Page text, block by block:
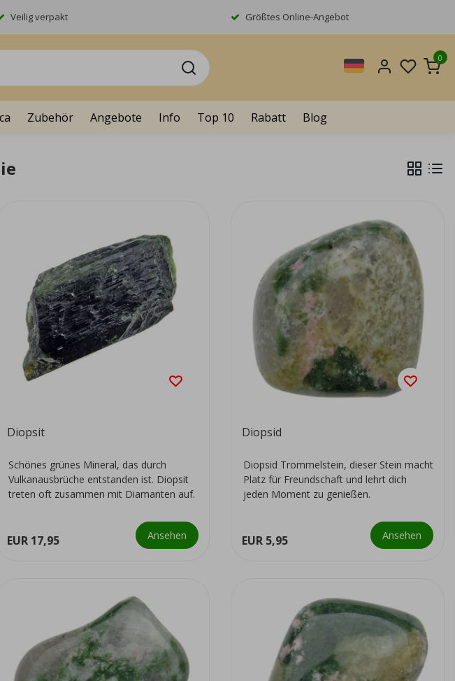
Veilig verpakt Größtes Online-Angebot
0
Zubehör Angebote Info Top 10 Rabatt Blog
Diopsit
Schönes grünes Mineral, das durch
Vulkanausbrüche entstanden ist. Diopsit
treten oft zusammen mit Diamanten auf.
EUR 17,95 Ansehen
Diopsid
Diopsid Trommelstein, dieser Stein macht
Platz für Freundschaft und lehrt dich
jeden Moment zu genießen.
EUR 5,95 Ansehen